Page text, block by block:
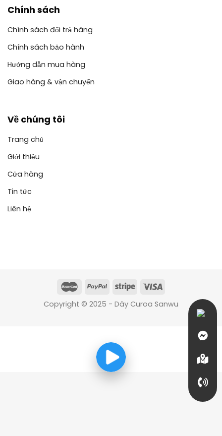
Chính sách
Chính sách đổi trả hàng
Chính sách bảo hành
Hướng dẫn mua hàng
Giao hàng & vận chuyển
Về chúng tôi
Trang chủ
Giới thiệu
Cửa hàng
Tin tức
Liên hệ
Copyright © 2025 - Dây Curoa Sanwu